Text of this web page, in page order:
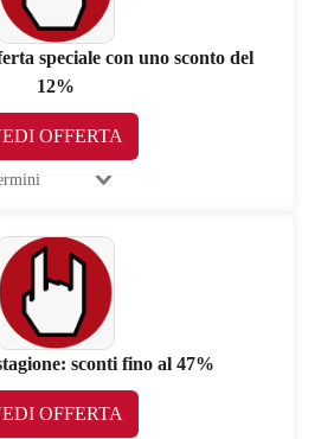
speciale con uno sconto del
12%
OFFERTA
sconti fino al 47%
OFFERTA